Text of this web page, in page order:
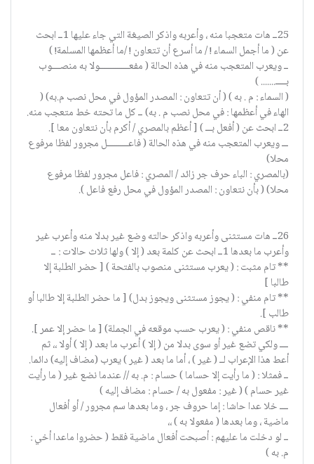
25ــ هات متعجبا منه ، وأعربه واذكر الصيغة التي جاء عليها 1ــ ابحث
عن ( ما أجمل السماء ! / ما أسرع أن تتعاون ! /ما أعظمها المسلمة! )
ــ ويعرب المتعجب منه في هذه الحالة ( مفعــــــــــــــولا به منصــــوب
بـــــ....... )
( السماء : م . به ) ( أن تتعاون : المصدر المؤول في محل نصب م.به) (
الهاء في أعظمها : في محل نصب م . به) ــ كل ما تحته خط متعجب منه.
2ــ ابحث عن ( أفعل بـــ ) [ أعظم بالمصري / أكرم بأن نتعاون معا ].
ـــ ويعرب المتعجب منه في هذه الحالة ( فاعــــــــــل مجرور لفظا مرفوع
محلا)
(بالمصري : الباء حرف جر زائد / المصري : فاعل مجرور لفظا مرفوع
محلا) ( بأن نتعاون : المصدر المؤول في محل رفع فاعل ).
26ــ هات مستثنى وأعربه واذكر حالته وضع غير بدلا منه وأعرب غير
وأعرب ما بعدها 1ــ ابحث عن كلمة بعد ( إلا ) ولها ثلاث حالات : ــ
** تام مثبت : ( يعرب مستثنى منصوب بالفتحة ) [ حضر الطلبة إلا
طالبا ]
** تام منفي : ( يجوز مستثنى ويجوز بدل) [ ما حضر الطلبة إلا طالبا أو
طالب ].
** ناقص منفي : ( يعرب حسب موقعه في الجملة) [ ما حضر إلا عمر ].
ــــ ولكي تضع غير أو سوى بدلا من ( إلا ) أعرب ما بعد ( إلا ) أولا ،، ثم
أعط هذا الإعراب لــ ( غير ) ، أما ما بعد ( غير ) يعرب (مضاف إليه) دائما.
ــ فمثلا : ( ما رأيت إلا حساما ) حسام : م. به // عندما نضع غير ( ما رأيت
غير حسام ) ( غير : مفعول به / حسام : مضاف إليه )
ــــ خلا عدا حاشا : إما حروف جر ، وما بعدها سم مجرور / أو أفعال
ماضية ، وما بعدها ( مفعولا به ) ،،
ــ لو دخلت ما عليهم : أصبحت أفعال ماضية فقط ( حضروا ماعدا أخي :
م. به )